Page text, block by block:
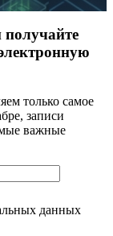
только самое
записи
важные
данных